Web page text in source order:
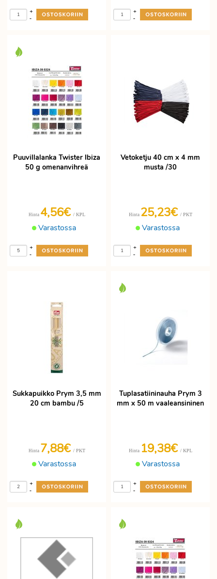
-
+
-
+
Puuvillalanka Twister Ibiza
50 g omenanvihreä
Varastossa
Hinta 4,56€ / KPL
-
+
Vetoketju 40 cm x 4 mm
musta /30
Varastossa
Hinta 25,23€ / PKT
-
+
Sukkapuikko Prym 3,5 mm
20 cm bambu /5
Varastossa
Hinta 7,88€ / PKT
-
+
Tuplasatiininauha Prym 3
mm x 50 m vaaleansininen
Varastossa
Hinta 19,38€ / KPL
-
+